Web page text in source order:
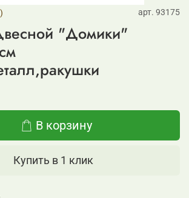
арт. 93175
"Домики"
В корзину
Купить в 1 клик